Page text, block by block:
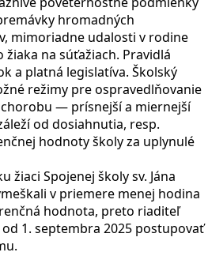
hromadných
mimoriadne udalosti v rodine
na súťažiach. Pravidlá
a platná legislatíva. Školský
režimy pre ospravedlňovanie
— prísnejší a miernejší
od dosiahnutia, resp.
hodnoty školy za uplynulé
žiaci Spojenej školy sv. Jána
v priemere menej hodina
hodnota, preto riaditeľ
1. septembra 2025 postupovať